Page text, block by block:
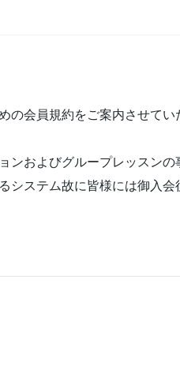
の会員規約をご案内させてい
ンおよびグループレッスンの
システム故に皆様には御入会